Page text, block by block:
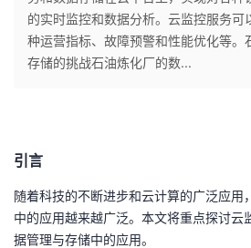
主
的
我
的实时监控和数据分析。云监控服务可
种运营指标、故障预警和性能优化等。
存储的挑战石油炼化厂的数...
引言
随着科技的不断进步和云计算的广泛应用
中的应用越来越广泛。本文将重点探讨云
据管理与存储中的应用。